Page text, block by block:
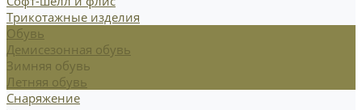
Трикотажные изделия
Обувь
Демисезонная обувь
Зимняя обувь
Летняя обувь
Снаряжение